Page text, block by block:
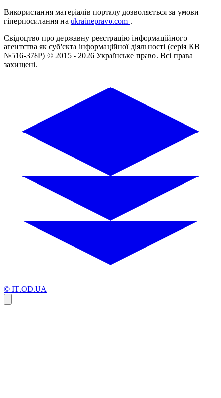
Використання матеріалів порталу дозволяється за умови
гіперпосилання на ukrainepravo.com .
Свідоцтво про державну реєстрацію інформаційного
агентства як суб'єкта інформаційної діяльності (серія КВ
№516-378Р) © 2015 - 2026 Українське право. Всі права
захищені.
© IT.OD.UA